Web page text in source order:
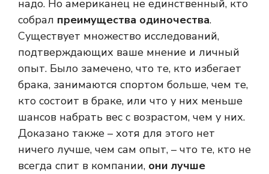
надо. Но американец не единственный, кто
собрал преимущества одиночества.
Существует множество исследований,
подтверждающих ваше мнение и личный
опыт. Было замечено, что те, кто избегает
брака, занимаются спортом больше, чем те,
кто состоит в браке, или что у них меньше
шансов набрать вес с возрастом, чем у них.
Доказано также – хотя для этого нет
ничего лучше, чем сам опыт, – что те, кто не
всегда спит в компании, они лучше